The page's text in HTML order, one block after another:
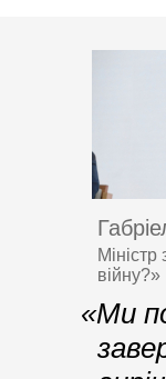
війну?»
«Ми